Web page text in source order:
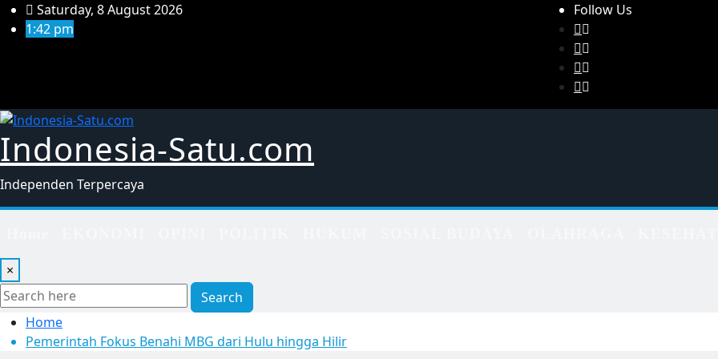
Skip
to
Saturday, 8 August 2026
1:42 pm
Follow Us
Indonesia-Satu.com
Independen Terpercaya
×
Search
Home
Pemerintah Fokus Benahi MBG dari Hulu hingga Hilir